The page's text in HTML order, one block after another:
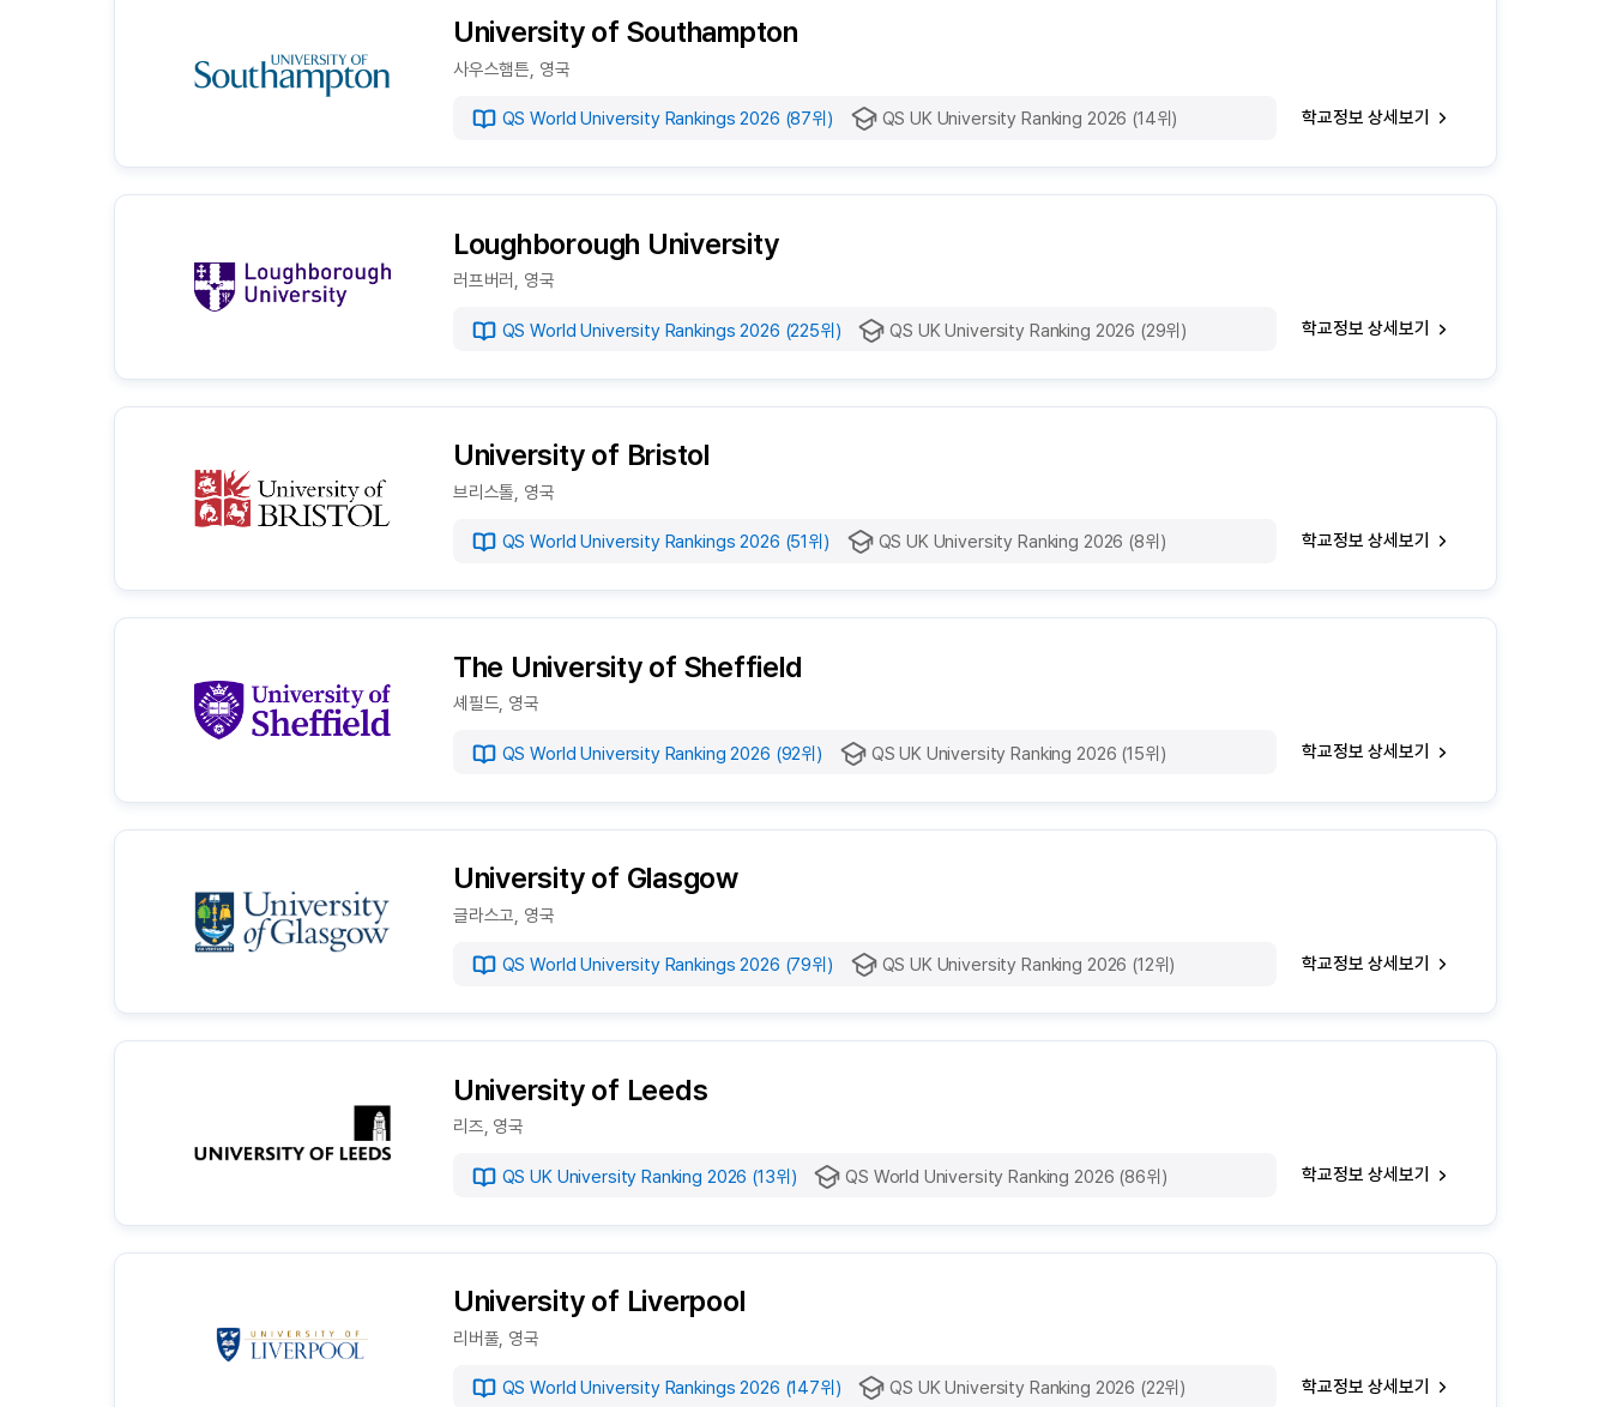
University of Southampton
사우스햄튼, 영국
QS World University Rankings 2026 (87위) QS UK University Ranking 2026 (14위) 학교정보 상세보기
Loughborough University
러프버러, 영국
QS World University Rankings 2026 (225위) QS UK University Ranking 2026 (29위) 학교정보 상세보기
University of Bristol
브리스톨, 영국
QS World University Rankings 2026 (51위) QS UK University Ranking 2026 (8위) 학교정보 상세보기
The University of Sheffield
셰필드, 영국
QS World University Ranking 2026 (92위) QS UK University Ranking 2026 (15위) 학교정보 상세보기
University of Glasgow
글라스고, 영국
QS World University Rankings 2026 (79위) QS UK University Ranking 2026 (12위) 학교정보 상세보기
University of Leeds
리즈, 영국
QS UK University Ranking 2026 (13위) QS World University Ranking 2026 (86위) 학교정보 상세보기
University of Liverpool
리버풀, 영국
QS World University Rankings 2026 (147위) QS UK University Ranking 2026 (22위) 학교정보 상세보기